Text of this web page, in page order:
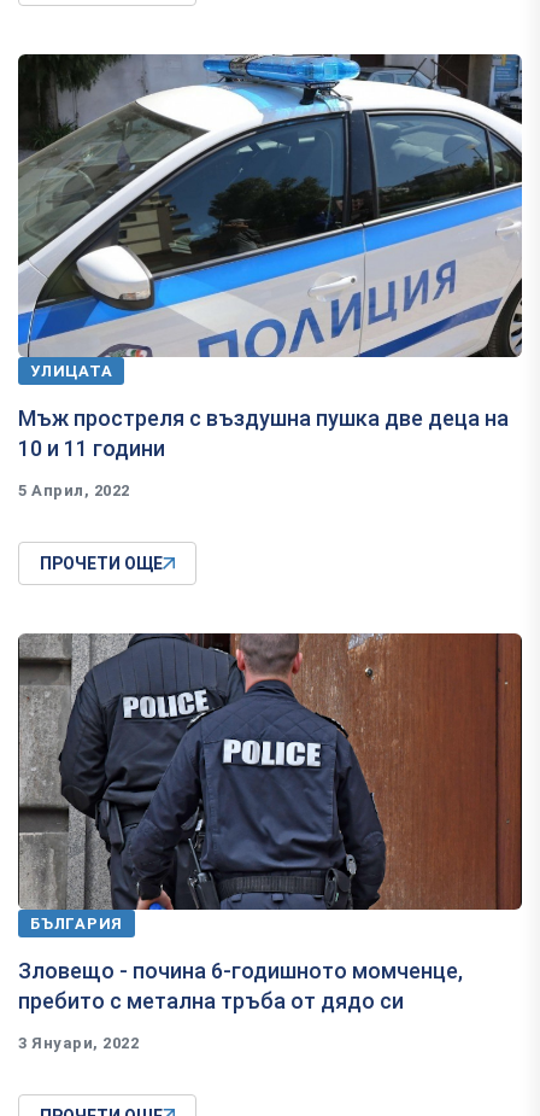
УЛИЦАТА
Мъж простреля с въздушна пушка две деца на
10 и 11 години
5 Април, 2022
ПРОЧЕТИ ОЩЕ
БЪЛГАРИЯ
Зловещо - почина 6-годишното момченце,
пребито с метална тръба от дядо си
3 Януари, 2022